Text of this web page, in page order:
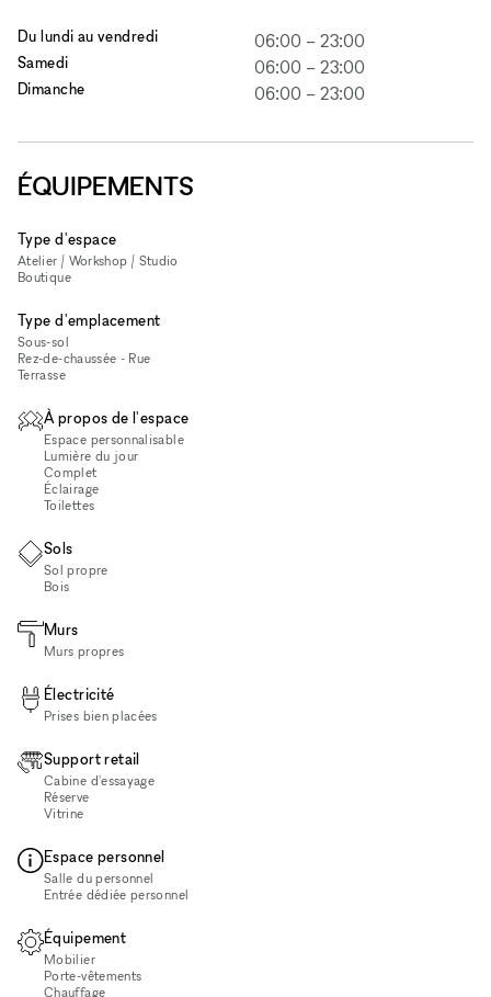
Du lundi au vendredi 06:00 – 23:00
Samedi 06:00 – 23:00
Dimanche 06:00 – 23:00
ÉQUIPEMENTS
Type d'espace
Atelier / Workshop / Studio
Boutique
Type d'emplacement
Sous-sol
Rez-de-chaussée - Rue
Terrasse
À propos de l'espace
Espace personnalisable
Lumière du jour
Complet
Éclairage
Toilettes
Sols
Sol propre
Bois
Murs
Murs propres
Électricité
Prises bien placées
Support retail
Cabine d'essayage
Réserve
Vitrine
Espace personnel
Salle du personnel
Entrée dédiée personnel
Équipement
Mobilier
Porte-vêtements
Chauffage